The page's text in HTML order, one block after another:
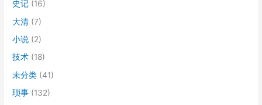
史记 (16)
大清 (7)
小说 (2)
技术 (18)
未分类 (41)
琐事 (132)